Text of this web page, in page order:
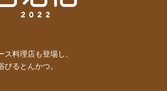
ス料理店も登場し、
るとんかつ。